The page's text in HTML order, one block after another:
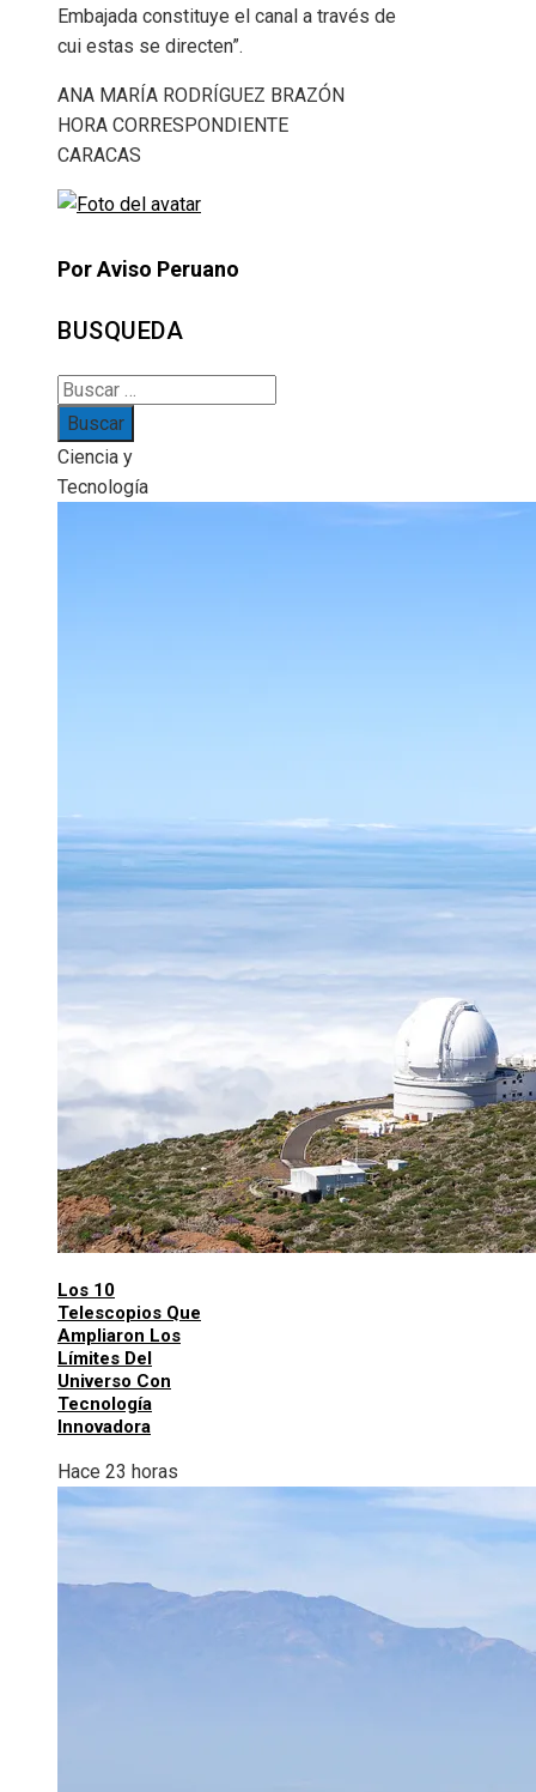
Embajada constituye el canal a través de
cui estas se directen”.
ANA MARÍA RODRÍGUEZ BRAZÓN
HORA CORRESPONDIENTE
CARACAS
Por Aviso Peruano
BUSQUEDA
Buscar:
Ciencia y
Tecnología
Los 10
Telescopios Que
Ampliaron Los
Límites Del
Universo Con
Tecnología
Innovadora
Hace 23 horas